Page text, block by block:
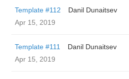
Template #112
Danil Dunaitsev
Apr 15, 2019
Template #111
Danil Dunaitsev
Apr 15, 2019